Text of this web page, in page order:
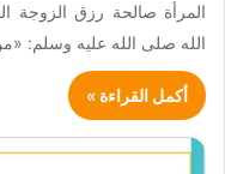
المرأة صالحة رزق
الله صلى الله عليه وسلم:
أكمل القراءة »